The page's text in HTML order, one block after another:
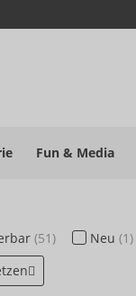
Fun & Media
(51) Neu (1)